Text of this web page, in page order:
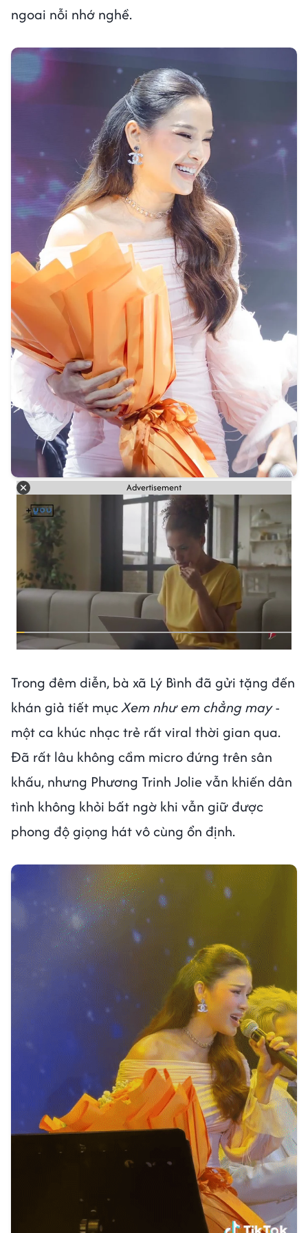
ngoai nỗi nhớ nghề.
Advertisement
Trong đêm diễn, bà xã Lý Bình đã gửi tặng đến
khán giả tiết mụcXem như em chẳng may-
một ca khúc nhạc trẻ rất viral thời gian qua.
Đã rất lâu không cầm micro đứng trên sân
khấu, nhưng Phương Trinh Jolie vẫn khiến dân
tình không khỏi bất ngờ khi vẫn giữ được
phong độ giọng hát vô cùng ổn định.